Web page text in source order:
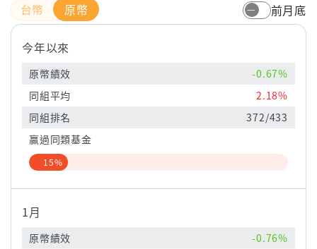
原幣 前月底
今年以來
原幣績效
-0.67%
同組平均
2.18%
同組排名
372/433
贏過同類基金
15%
1月
原幣績效
-0.76%